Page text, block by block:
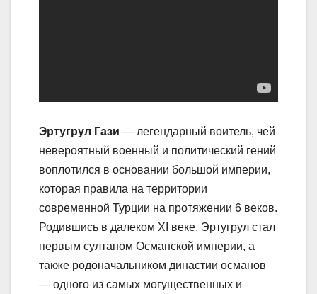
Эртугрул Гази — легендарный воитель, чей
невероятный военный и политический гений
воплотился в основании большой империи,
которая правила на территории
современной Турции на протяжении 6 веков.
Родившись в далеком XI веке, Эртугрул стал
первым султаном Османской империи, а
также родоначальником династии османов
— одного из самых могущественных и